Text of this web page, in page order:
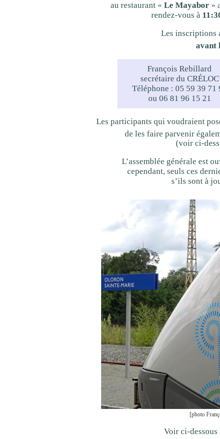
au restaurant « Le Mayabor»
rendez-vous à
Les inscriptions
avant
François Rebillard
secrétaire du CRÉLOC
Téléphone : 05 59 39 71
ou 06 81 96 15 21
Les participants qui voudraient
de les faire parvenir
(voir ci-
L’assemblée générale est
cependant, seuls ces
s’ils sont à
[photo
Voir ci-dessous